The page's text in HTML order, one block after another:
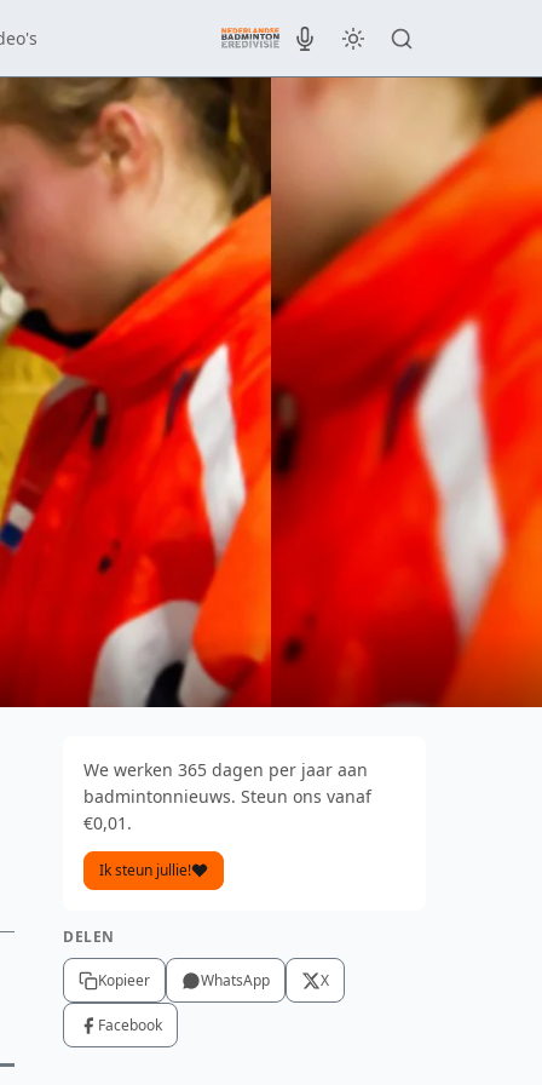
We werken 365 dagen per jaar aan
badmintonnieuws. Steun ons vanaf
€0,01.
Ik steun jullie!
DELEN
Kopieer WhatsApp X
Facebook